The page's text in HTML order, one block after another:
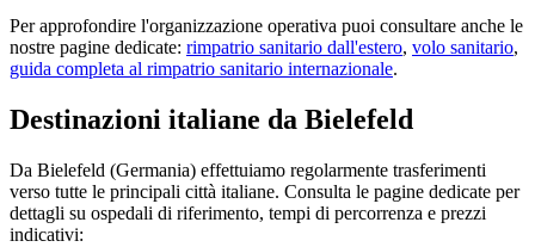
Per approfondire l'organizzazione operativa puoi consultare anche le
nostre pagine dedicate: rimpatrio sanitario dall'estero, volo sanitario,
guida completa al rimpatrio sanitario internazionale.
Destinazioni italiane da Bielefeld
Da Bielefeld (Germania) effettuiamo regolarmente trasferimenti
verso tutte le principali città italiane. Consulta le pagine dedicate per
dettagli su ospedali di riferimento, tempi di percorrenza e prezzi
indicativi: